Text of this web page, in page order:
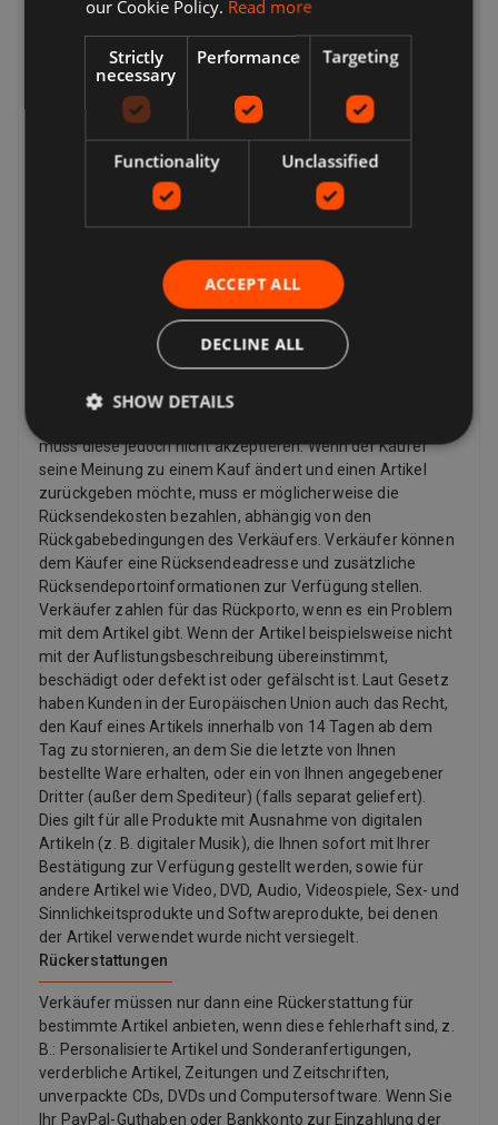
Viele Verkäufer bieten kostenlose Lieferung an. Die
finden Sie immer in einer Auflistung des Verkäufers.
Während der Kaufabwicklung wird eine vollständige Liste
der Lieferoptionen angezeigt. Dies können sein:
Expressversand, Standardversand, Economy-Versand,
Click & Collect, kostenlose lokale Abholung vom Verkäufer.
Kehrt zurück
Ihre Optionen für die Rücksendung eines Artikels hängen
zurückgeben möchten und welche Rückgabebedingungen
der Verkäufer hat. Wenn der Artikel beschädigt ist oder
nicht mit der Auflistungsbeschreibung übereinstimmt,
können Sie ihn zurückgeben, auch wenn die
Rückgaberichtlinie des Verkäufers besagt, dass er keine
geändert haben und keinen Artikel mehr möchten, können
muss diese jedoch nicht akzeptieren. Wenn der Käufer
seine Meinung zu einem Kauf ändert und einen Artikel
zurückgeben möchte, muss er möglicherweise die
Rücksendekosten bezahlen, abhängig von den
Rückgabebedingungen des Verkäufers. Verkäufer können
dem Käufer eine Rücksendeadresse und zusätzliche
Rücksendeportoinformationen zur Verfügung stellen.
Verkäufer zahlen für das Rückporto, wenn es ein Problem
mit dem Artikel gibt. Wenn der Artikel beispielsweise nicht
mit der Auflistungsbeschreibung übereinstimmt,
beschädigt oder defekt ist oder gefälscht ist. Laut Gesetz
haben Kunden in der Europäischen Union auch das Recht,
den Kauf eines Artikels innerhalb von 14 Tagen ab dem
Tag zu stornieren, an dem Sie die letzte von Ihnen
bestellte Ware erhalten, oder ein von Ihnen angegebener
Dritter (außer dem Spediteur) (falls separat geliefert).
Dies gilt für alle Produkte mit Ausnahme von digitalen
Artikeln (z. B. digitaler Musik), die Ihnen sofort mit Ihrer
Bestätigung zur Verfügung gestellt werden, sowie für
andere Artikel wie Video, DVD, Audio, Videospiele, Sex- und
Sinnlichkeitsprodukte und Softwareprodukte, bei denen
der Artikel verwendet wurde nicht versiegelt.
Rückerstattungen
Verkäufer müssen nur dann eine Rückerstattung für
bestimmte Artikel anbieten, wenn diese fehlerhaft sind, z.
B.: Personalisierte Artikel und Sonderanfertigungen,
verderbliche Artikel, Zeitungen und Zeitschriften,
unverpackte CDs, DVDs und Computersoftware. Wenn Sie
Ihr PayPal-Guthaben oder Bankkonto zur Einzahlung der
our Cookie Policy. Read more
Strictly
necessary
Performance Targeting
Functionality Unclassified
ACCEPT ALL
DECLINE ALL
SHOW DETAILS